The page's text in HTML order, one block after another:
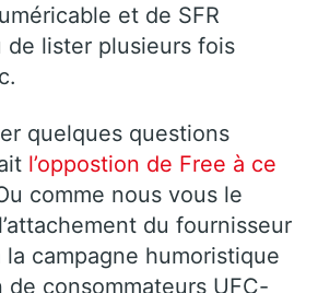
et de SFR
lister plusieurs fois
quelques questions
l’oppostion de Free à ce
comme nous vous le
du fournisseur
la campagne humoristique
de consommateurs UFC-